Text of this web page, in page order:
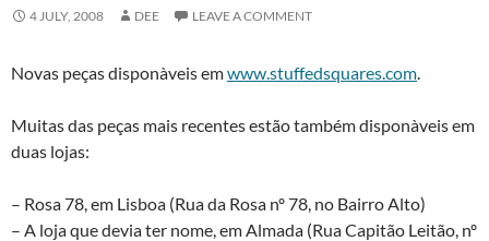
4 JULY, 2008 DEE LEAVE A COMMENT
Novas peças disponà­veis emwww.stuffedsquares.com.
Muitas das peças mais recentes estão também disponà­veis em
duas lojas:
– Rosa 78, em Lisboa (Rua da Rosa nº 78, no Bairro Alto)
– A loja que devia ter nome, em Almada (Rua Capitão Leitão, nº